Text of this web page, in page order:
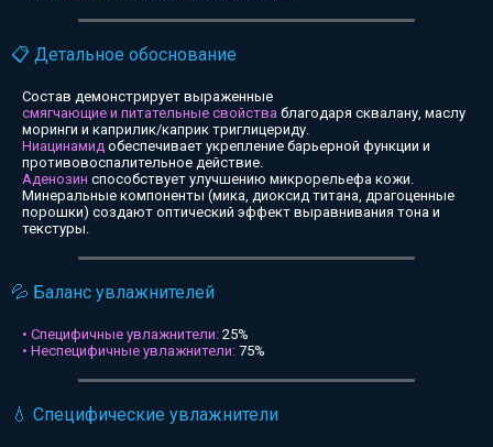
📋 Детальное обоснование
Состав демонстрирует выраженные
смягчающие и питательные свойства благодаря сквалану, маслу
моринги и каприлик/каприк триглицериду.
Ниацинамид обеспечивает укрепление барьерной функции и
противовоспалительное действие.
Аденозин способствует улучшению микрорельефа кожи.
Минеральные компоненты (мика, диоксид титана, драгоценные
порошки) создают оптический эффект выравнивания тона и
текстуры.
💦 Баланс увлажнителей
• Специфичные увлажнители: 25%
• Неспецифичные увлажнители: 75%
💧 Специфические увлажнители